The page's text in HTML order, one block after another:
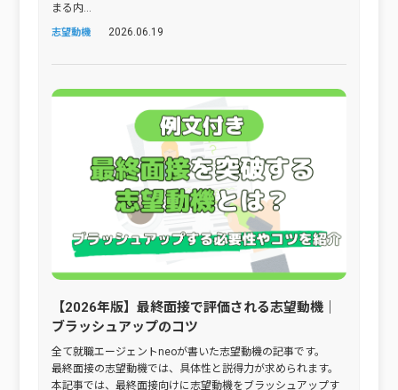
まる内...
志望動機 2026.06.19
【2026年版】最終面接で評価される志望動機｜
ブラッシュアップのコツ
全て就職エージェントneoが書いた志望動機の記事です。
最終面接の志望動機では、具体性と説得力が求められます。
本記事では、最終面接向けに志望動機をブラッシュアップす